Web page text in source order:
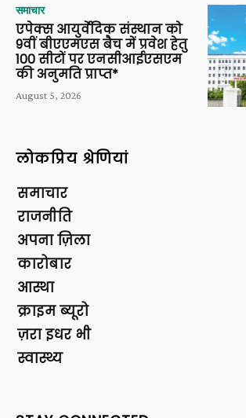
समाचार
एपेक्स आयुर्वेदिक संस्थान को
9वीं बीएएमएस बैच में प्रवेश हेतु
100 सीटों पर एनसीआईएसएम
की अनुमति प्राप्त*
August 5, 2026
लोकप्रिय श्रेणियां
समाचार
राजनीति
अपना ज़िला
कारोबार
आस्था
क्राइम ब्यूरो
ज़रा इधर भी
स्वास्थ्य